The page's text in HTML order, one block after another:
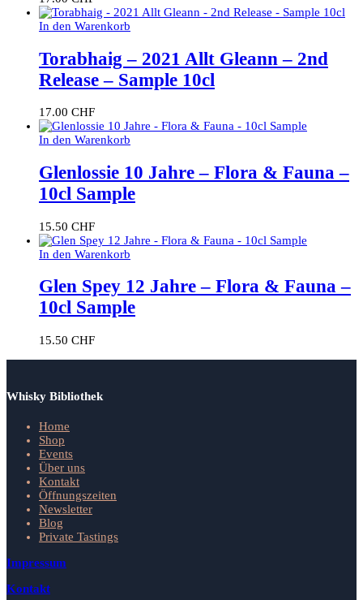
In den Warenkorb
Torabhaig – 2021 Allt Gleann – 2nd
Release – Sample 10cl
17.00 CHF
In den Warenkorb
Glenlossie 10 Jahre – Flora & Fauna –
10cl Sample
15.50 CHF
In den Warenkorb
Glen Spey 12 Jahre – Flora & Fauna –
10cl Sample
15.50 CHF
Whisky Bibliothek
Home
Shop
Events
Über uns
Kontakt
Öffnungszeiten
Newsletter
Blog
Private Tastings
Impressum
Kontakt